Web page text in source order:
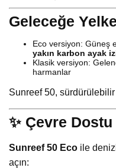
Geleceğe
Eco versiyon: Güneş
yakın karbon ayak
Klasik versiyon:
harmanlar
Sunreef 50,
✨ Çevre
Sunreef 50 Eco ile
açın: